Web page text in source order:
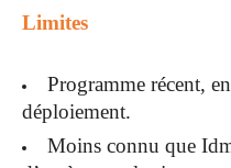
Limites
Programme récent,
déploiement.
Moins connu que